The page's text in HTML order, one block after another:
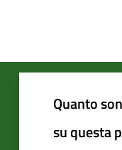
Quanto
su questa